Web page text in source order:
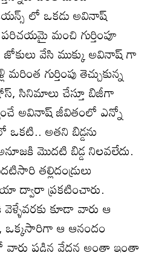
లో ఒకడు అవినాష్
పరిచయమై మంచి గుర్తింపూ
జోకులు వేసి ముక్కు అవినాష్ గా
గుర్తింపు తెచ్చుకున్న
సినిమాలు చేస్తూ బిజీగా
అవినాష్ జీవితంలో ఎన్నో
అతని బిడ్డను
మొదటి బిడ్డ నిలవలేదు.
తల్లిదండ్రులు
ద్వారా ప్రకటించారు.
కూడా వారు ఆ
ఆ ఆనందం
పడిన వేదన అంతా ఇంతా